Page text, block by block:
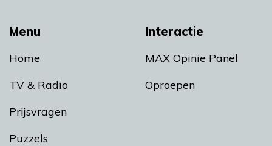
Menu
Home
TV & Radio
Prijsvragen
Puzzels
Interactie
MAX Opinie Panel
Oproepen